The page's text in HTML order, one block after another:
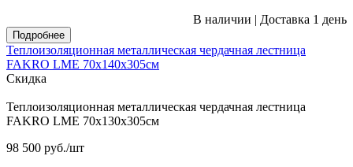
В наличии | Доставка 1 день
Подробнее
Теплоизоляционная металлическая чердачная лестница
FAKRO LME 70х140х305см
Скидка
Теплоизоляционная металлическая чердачная лестница
FAKRO LME 70х130х305см
98 500 руб./шт